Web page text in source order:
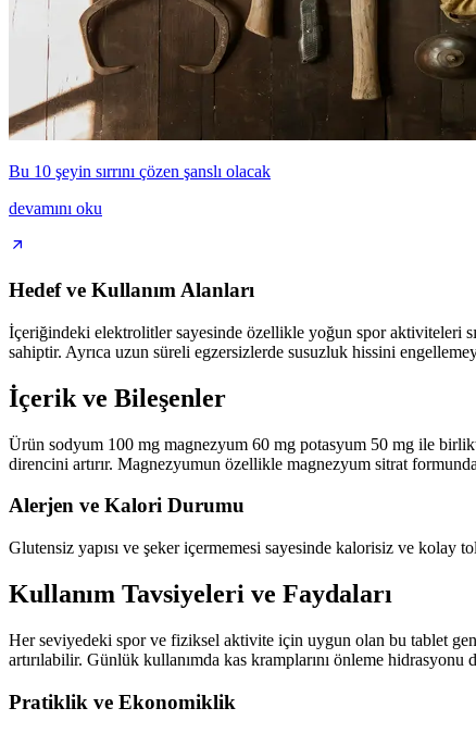
Bu 10 şeyin sırrını çözen şanslı olacak
devamını oku
Hedef ve Kullanım Alanları
İçeriğindeki elektrolitler sayesinde özellikle yoğun spor aktiviteleri
sahiptir. Ayrıca uzun süreli egzersizlerde susuzluk hissini
İçerik ve Bileşenler
Ürün sodyum 100 mg magnezyum 60 mg potasyum 50 mg ile
direncini artırır. Magnezyumun özellikle magnezyum sitrat
Alerjen ve Kalori Durumu
Glutensiz yapısı ve şeker içermemesi sayesinde kalorisiz ve kolay
Kullanım Tavsiyeleri ve Faydaları
Her seviyedeki spor ve fiziksel aktivite için uygun olan bu tablet
artırılabilir. Günlük kullanımda kas kramplarını önleme
Pratiklik ve Ekonomiklik